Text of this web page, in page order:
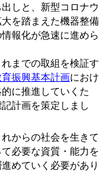
しと、新型コロナウ
を踏まえた機器整備
報化が急速に進めら
までの取組を検証す
振興基本計画におけ
に推進していくた
計画を策定しまし
からの社会を生きて
必要な資質・能力を
めていく必要があり